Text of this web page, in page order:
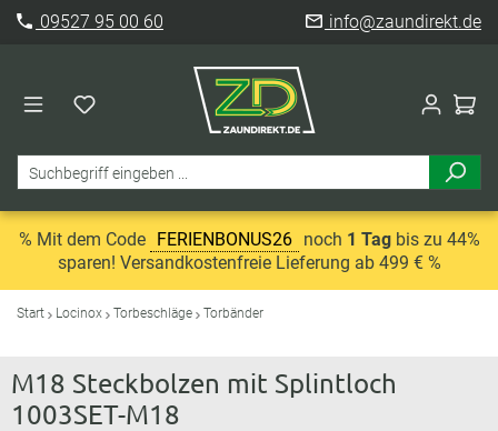
09527 95 00 60 info@zaundirekt.de
% Mit dem Code FERIENBONUS26 noch 1 Tagbis zu 44%
sparen! Versandkostenfreie Lieferung ab 499 € %
Start Locinox Torbeschläge Torbänder
M18 Steckbolzen mit Splintloch
1003SET-M18